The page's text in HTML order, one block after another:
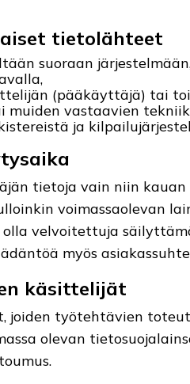
tietolähteet
suoraan
(pääkäyttäjä) tai
muiden vastaavien
ja
tietoja vain niin
voimassaolevan
olla velvoitettuja
myös
käsittelijät
joiden työtehtävien
olevan